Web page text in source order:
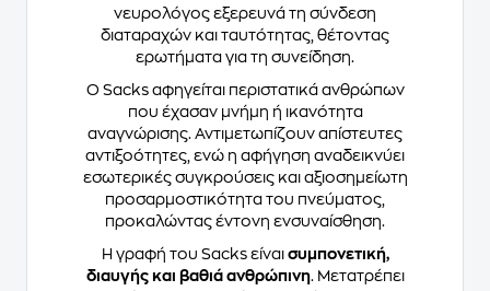
νευρολόγος εξερευνά τη σύνδεση
διαταραχών και ταυτότητας, θέτοντας
ερωτήματα για τη συνείδηση.
Ο Sacks αφηγείται περιστατικά ανθρώπων
που έχασαν μνήμη ή ικανότητα
αναγνώρισης. Αντιμετωπίζουν απίστευτες
αντιξοότητες, ενώ η αφήγηση αναδεικνύει
εσωτερικές συγκρούσεις και αξιοσημείωτη
προσαρμοστικότητα του πνεύματος,
προκαλώντας έντονη ενσυναίσθηση.
Η γραφή του Sacks είναι συμπονετική,
διαυγής και βαθιά ανθρώπινη. Μετατρέπει